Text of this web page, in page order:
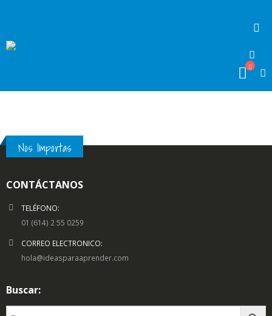
Nos Importas
CONTÁCTANOS
TELÉFONO:
01 (614) 2 55 0259
CORREO ELECTRONICO:
hola@ideasparaaprender.com
Buscar: